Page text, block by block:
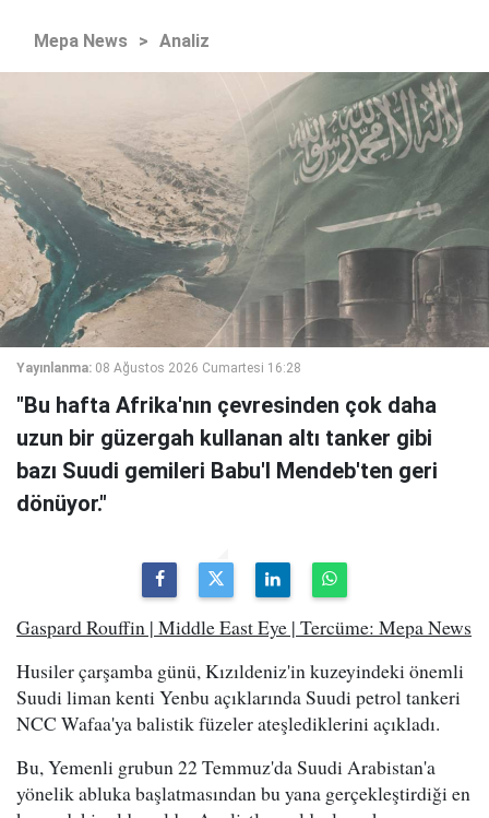
Mepa News > Analiz
Yayınlanma: 08 Ağustos 2026 Cumartesi 16:28
"Bu hafta Afrika'nın çevresinden çok daha
uzun bir güzergah kullanan altı tanker gibi
bazı Suudi gemileri Babu'l Mendeb'ten geri
dönüyor."
Gaspard Rouffin | Middle East Eye | Tercüme: Mepa News
Husiler çarşamba günü, Kızıldeniz'in kuzeyindeki önemli
Suudi liman kenti Yenbu açıklarında Suudi petrol tankeri
NCC Wafaa'ya balistik füzeler ateşlediklerini açıkladı.
Bu, Yemenli grubun 22 Temmuz'da Suudi Arabistan'a
yönelik abluka başlatmasından bu yana gerçekleştirdiği en